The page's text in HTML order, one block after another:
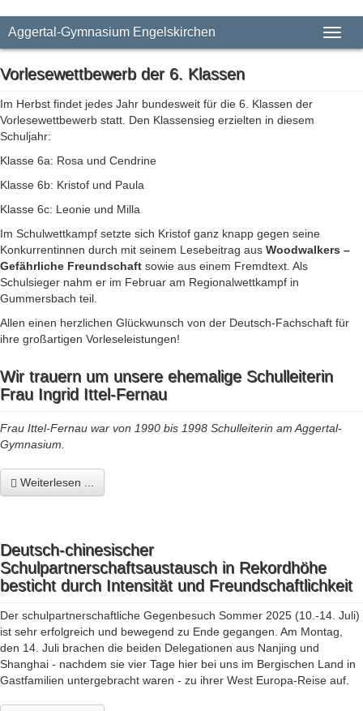
Aggertal-Gymnasium Engelskirchen
Vorlesewettbewerb der 6. Klassen
Im Herbst findet jedes Jahr bundesweit für die 6. Klassen der
Vorlesewettbewerb statt. Den Klassensieg erzielten in diesem
Schuljahr:
Klasse 6a: Rosa und Cendrine
Klasse 6b: Kristof und Paula
Klasse 6c: Leonie und Milla
Im Schulwettkampf setzte sich Kristof ganz knapp gegen seine
Konkurrentinnen durch mit seinem Lesebeitrag aus Woodwalkers –
Gefährliche Freundschaft sowie aus einem Fremdtext. Als
Schulsieger nahm er im Februar am Regionalwettkampf in
Gummersbach teil.
Allen einen herzlichen Glückwunsch von der Deutsch-Fachschaft für
ihre großartigen Vorleseleistungen!
Wir trauern um unsere ehemalige Schulleiterin
Frau Ingrid Ittel-Fernau
Frau Ittel-Fernau war von 1990 bis 1998 Schulleiterin am Aggertal-
Gymnasium.
Weiterlesen ...
Deutsch-chinesischer
Schulpartnerschaftsaustausch in Rekordhöhe
besticht durch Intensität und Freundschaftlichkeit
Der schulpartnerschaftliche Gegenbesuch Sommer 2025 (10.-14. Juli)
ist sehr erfolgreich und bewegend zu Ende gegangen. Am Montag,
den 14. Juli brachen die beiden Delegationen aus Nanjing und
Shanghai - nachdem sie vier Tage hier bei uns im Bergischen Land in
Gastfamilien untergebracht waren - zu ihrer West Europa-Reise auf.